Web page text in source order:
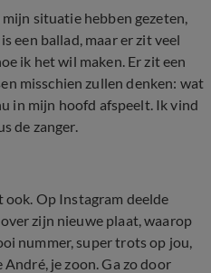
situatie hebben gezeten,
een ballad, maar er zit veel
ik het wil maken. Er zit een
misschien zullen denken: wat
in mijn hoofd afspeelt. Ik vind
de zanger.
ook. Op Instagram deelde
zijn nieuwe plaat, waarop
nummer, super trots op jou,
je zoon. Ga zo door